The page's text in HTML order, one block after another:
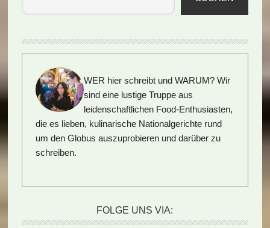
WER hier schreibt und WARUM? Wir
sind eine lustige Truppe aus
leidenschaftlichen Food-Enthusiasten,
die es lieben, kulinarische Nationalgerichte rund
um den Globus auszuprobieren und darüber zu
schreiben.
FOLGE UNS VIA: